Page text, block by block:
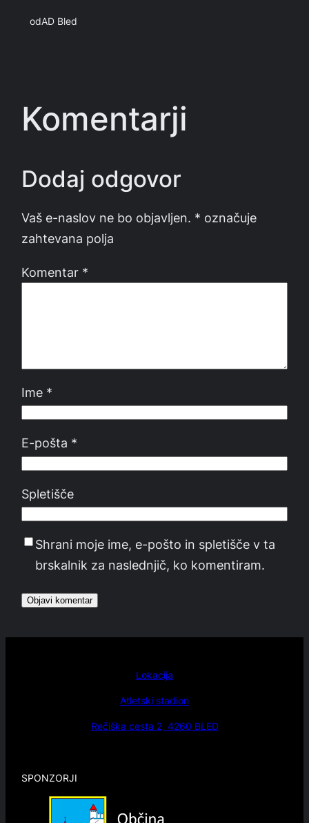
odAD Bled
Komentarji
Dodaj odgovor
Vaš e-naslov ne bo objavljen. * označuje
zahtevana polja
Komentar *
Ime *
E-pošta *
Spletišče
Shrani moje ime, e-pošto in spletišče v ta
brskalnik za naslednjič, ko komentiram.
Lokacija
Atletski stadion
Rečiška cesta 2, 4260 BLED
SPONZORJI